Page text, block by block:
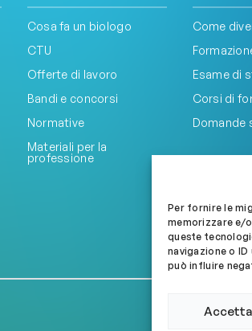
Per fornire le
memorizzare e/
queste
navigazione o
può influire
Accetta
Cosa fa un biologo
CTU
Offerte di lavoro
Bandi e concorsi
Normative
Materiali per la
professione
Come
Esame di
Corsi di
Domande